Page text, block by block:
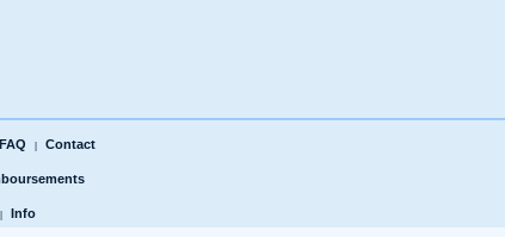
FAQ | Contact
| Info